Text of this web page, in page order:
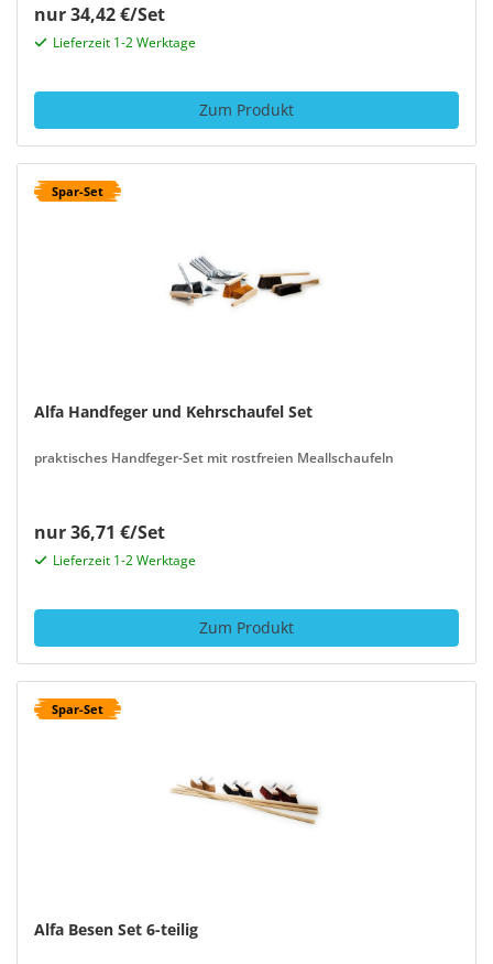
nur 34,42 €/Set
Lieferzeit 1-2 Werktage
Zum Produkt
Spar-Set
Alfa Handfeger und Kehrschaufel Set
praktisches Handfeger-Set mit rostfreien Meallschaufeln
nur 36,71 €/Set
Lieferzeit 1-2 Werktage
Zum Produkt
Spar-Set
Alfa Besen Set 6-teilig